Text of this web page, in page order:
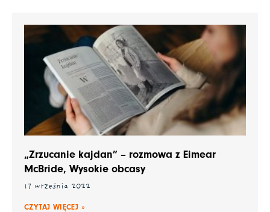
„Zrzucanie kajdan” – rozmowa z Eimear
McBride, Wysokie obcasy
17 września 2022
CZYTAJ WIĘCEJ »